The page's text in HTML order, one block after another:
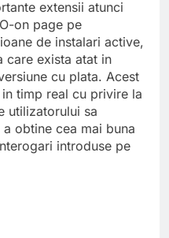
extensii atunci
on page pe
de instalari active,
care exista atat in
cu plata. Acest
timp real cu privire la
utilizatorului sa
obtine cea mai buna
introduse pe